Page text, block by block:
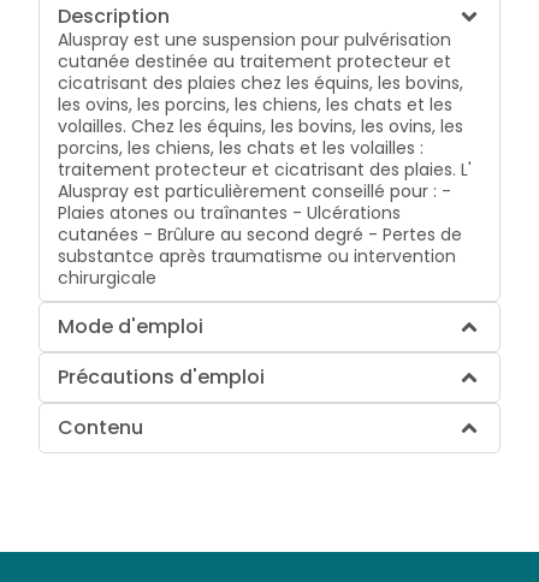
Description
Aluspray est une suspension pour pulvérisation
cutanée destinée au traitement protecteur et
cicatrisant des plaies chez les équins, les bovins,
les ovins, les porcins, les chiens, les chats et les
volailles. Chez les équins, les bovins, les ovins, les
porcins, les chiens, les chats et les volailles :
traitement protecteur et cicatrisant des plaies. L'
Aluspray est particulièrement conseillé pour : -
Plaies atones ou traînantes - Ulcérations
cutanées - Brûlure au second degré - Pertes de
substantce après traumatisme ou intervention
chirurgicale
Mode d'emploi
Précautions d'emploi
Contenu